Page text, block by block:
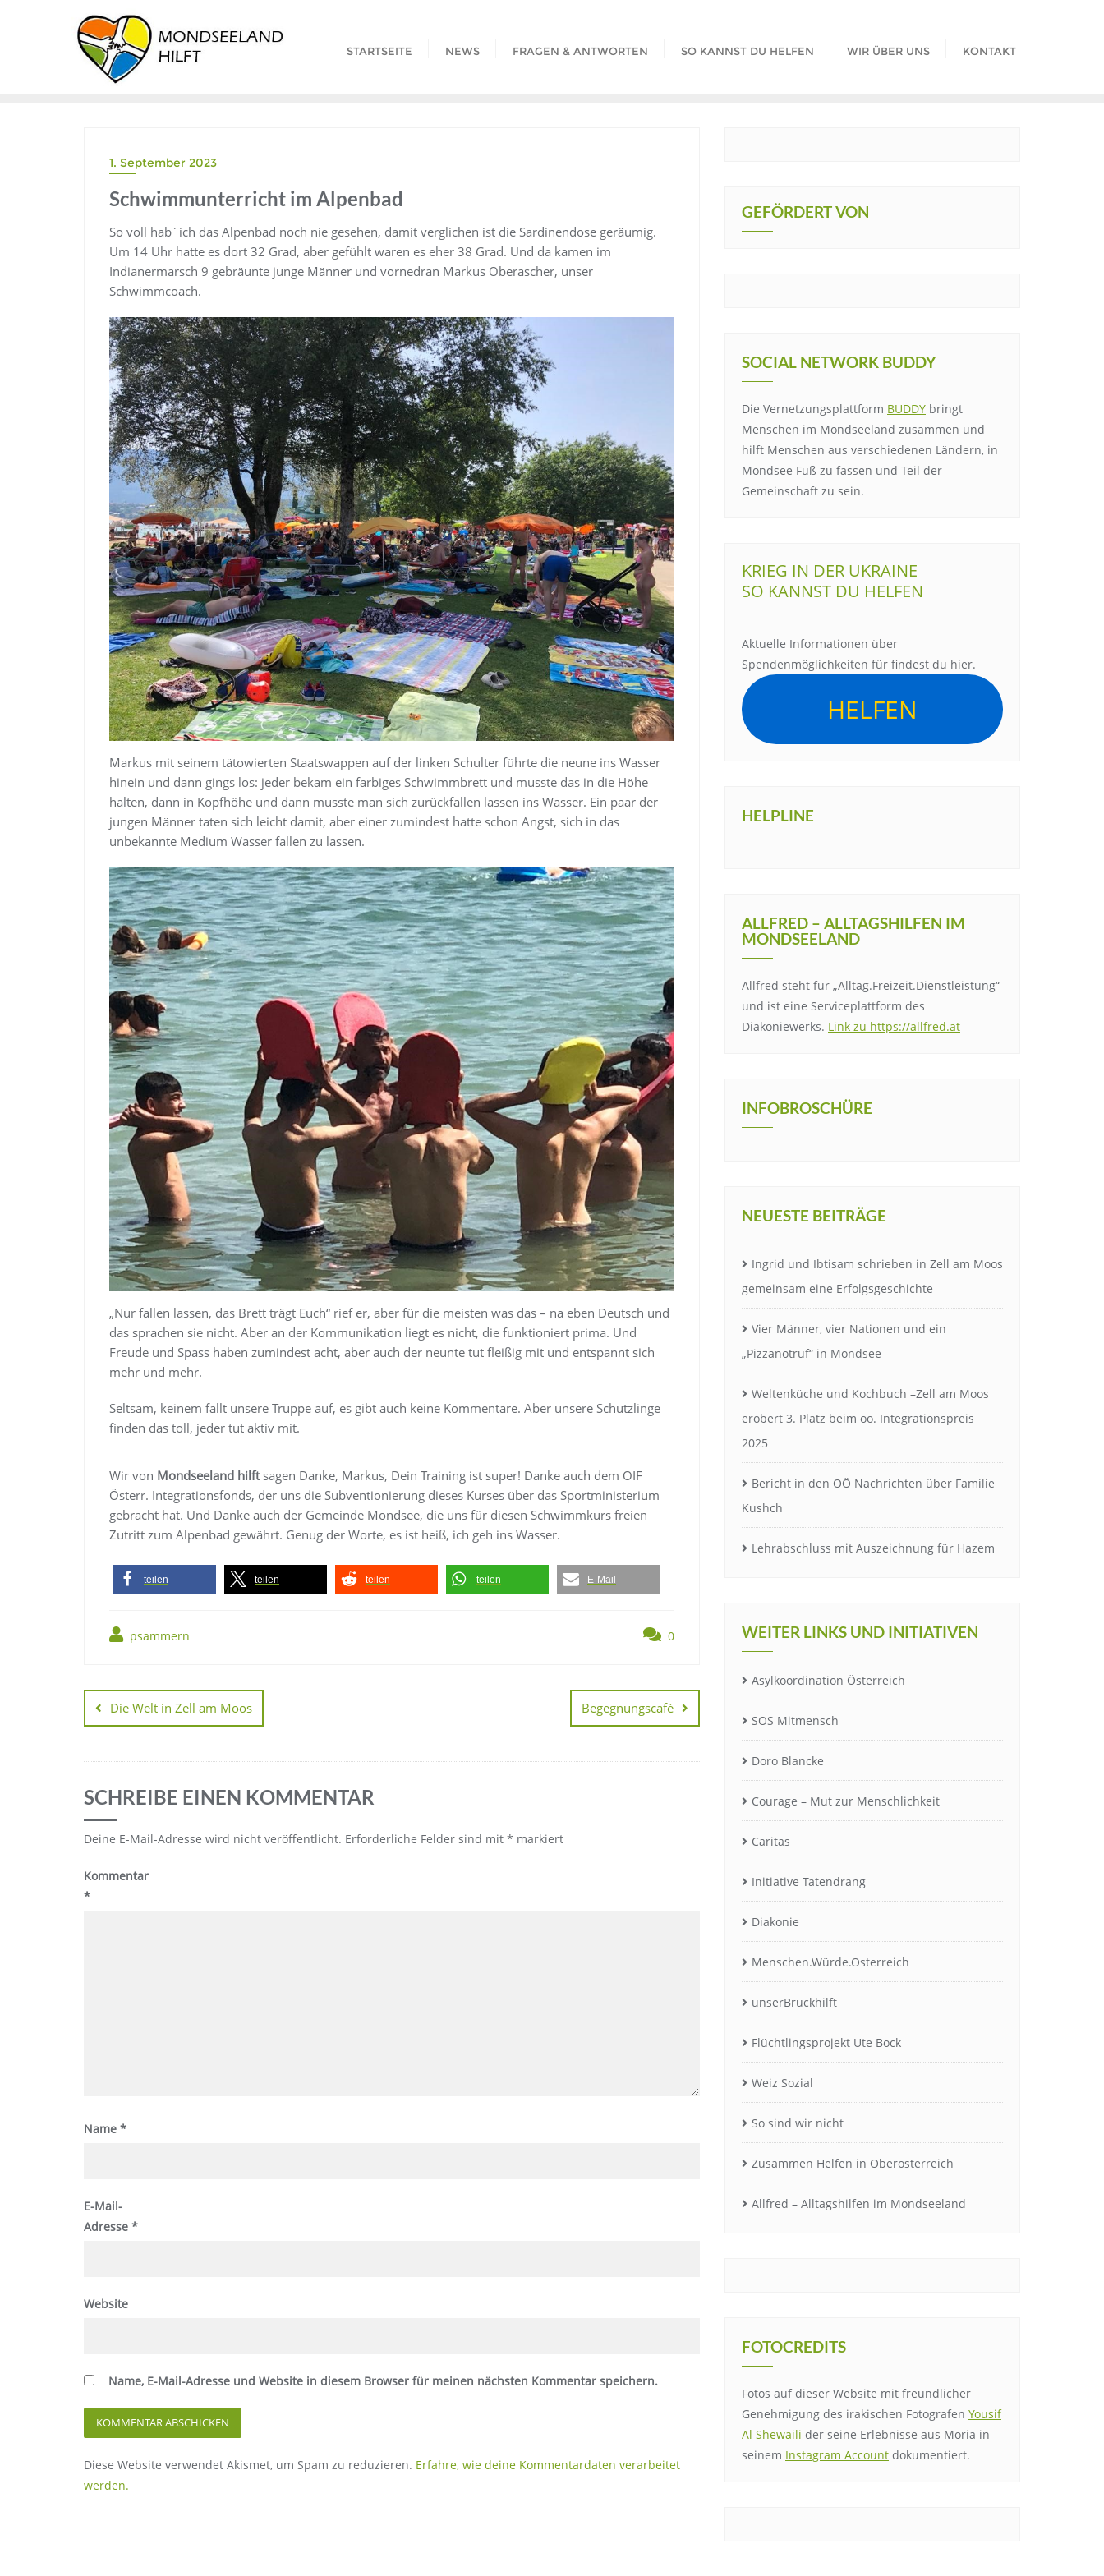
STARTSEITE NEWS FRAGEN & ANTWORTEN SO KANNST DU HELFEN WIR ÜBER UNS KONTAKT
1. September 2023
Schwimmunterricht im Alpenbad
So voll hab´ich das Alpenbad noch nie gesehen, damit verglichen ist die Sardinendose geräumig.
Um 14 Uhr hatte es dort 32 Grad, aber gefühlt waren es eher 38 Grad. Und da kamen im
Indianermarsch 9 gebräunte junge Männer und vornedran Markus Oberascher, unser
Schwimmcoach.
Markus mit seinem tätowierten Staatswappen auf der linken Schulter führte die neune ins Wasser
hinein und dann gings los: jeder bekam ein farbiges Schwimmbrett und musste das in die Höhe
halten, dann in Kopfhöhe und dann musste man sich zurückfallen lassen ins Wasser. Ein paar der
jungen Männer taten sich leicht damit, aber einer zumindest hatte schon Angst, sich in das
unbekannte Medium Wasser fallen zu lassen.
„Nur fallen lassen, das Brett trägt Euch“ rief er, aber für die meisten was das – na eben Deutsch und
das sprachen sie nicht. Aber an der Kommunikation liegt es nicht, die funktioniert prima. Und
Freude und Spass haben zumindest acht, aber auch der neunte tut fleißig mit und entspannt sich
mehr und mehr.
Seltsam, keinem fällt unsere Truppe auf, es gibt auch keine Kommentare. Aber unsere Schützlinge
finden das toll, jeder tut aktiv mit.
Wir von Mondseeland hilft sagen Danke, Markus, Dein Training ist super! Danke auch dem ÖIF
Österr. Integrationsfonds, der uns die Subventionierung dieses Kurses über das Sportministerium
gebracht hat. Und Danke auch der Gemeinde Mondsee, die uns für diesen Schwimmkurs freien
Zutritt zum Alpenbad gewährt. Genug der Worte, es ist heiß, ich geh ins Wasser.
teilen teilen teilen teilen E-Mail
psammern 0
Die Welt in Zell am Moos Begegnungscafé
SCHREIBE EINEN KOMMENTAR
Deine E-Mail-Adresse wird nicht veröffentlicht. Erforderliche Felder sind mit * markiert
Kommentar
*
Name *
E-Mail-
Adresse *
Website
Name, E-Mail-Adresse und Website in diesem Browser für meinen nächsten Kommentar speichern.
Diese Website verwendet Akismet, um Spam zu reduzieren. Erfahre, wie deine Kommentardaten verarbeitet
werden.
GEFÖRDERT VON
SOCIAL NETWORK BUDDY
Die Vernetzungsplattform BUDDY bringt
Menschen im Mondseeland zusammen und
hilft Menschen aus verschiedenen Ländern, in
Mondsee Fuß zu fassen und Teil der
Gemeinschaft zu sein.
KRIEG IN DER UKRAINE
SO KANNST DU HELFEN
Aktuelle Informationen über
Spendenmöglichkeiten für findest du hier.
HELFEN
HELPLINE
ALLFRED – ALLTAGSHILFEN IM
MONDSEELAND
Allfred steht für „Alltag.Freizeit.Dienstleistung“
und ist eine Serviceplattform des
Diakoniewerks. Link zu https://allfred.at
INFOBROSCHÜRE
NEUESTE BEITRÄGE
Ingrid und Ibtisam schrieben in Zell am Moos
gemeinsam eine Erfolgsgeschichte
Vier Männer, vier Nationen und ein
„Pizzanotruf“ in Mondsee
Weltenküche und Kochbuch –Zell am Moos
erobert 3. Platz beim oö. Integrationspreis
2025
Bericht in den OÖ Nachrichten über Familie
Kushch
Lehrabschluss mit Auszeichnung für Hazem
WEITER LINKS UND INITIATIVEN
Asylkoordination Österreich
SOS Mitmensch
Doro Blancke
Courage – Mut zur Menschlichkeit
Caritas
Initiative Tatendrang
Diakonie
Menschen.Würde.Österreich
unserBruckhilft
Flüchtlingsprojekt Ute Bock
Weiz Sozial
So sind wir nicht
Zusammen Helfen in Oberösterreich
Allfred – Alltagshilfen im Mondseeland
FOTOCREDITS
Fotos auf dieser Website mit freundlicher
Genehmigung des irakischen Fotografen Yousif
Al Shewaili der seine Erlebnisse aus Moria in
seinem Instagram Account dokumentiert.